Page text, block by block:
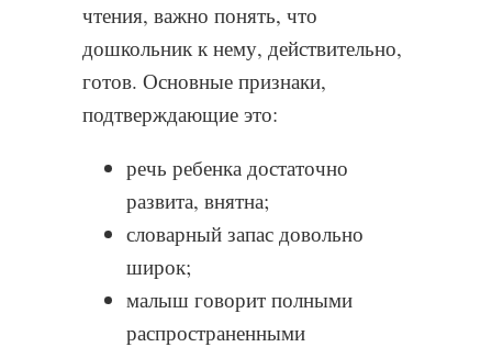
чтения, важно понять, что
дошкольник к нему, действительно,
готов. Основные признаки,
подтверждающие это:
речь ребенка достаточно
развита, внятна;
словарный запас довольно
широк;
малыш говорит полными
распространенными